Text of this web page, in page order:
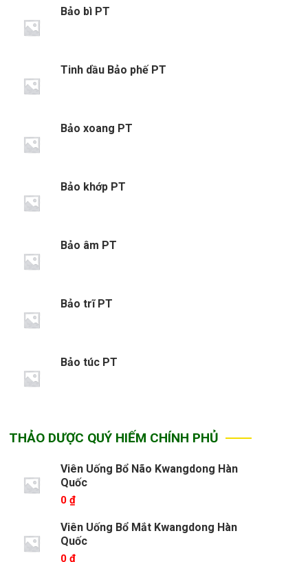
Bảo bì PT
Tinh dầu Bảo phế PT
Bảo xoang PT
Bảo khớp PT
Bảo âm PT
Bảo trĩ PT
Bảo túc PT
THẢO DƯỢC QUÝ HIẾM CHÍNH PHỦ
Viên Uống Bổ Não Kwangdong Hàn
Quốc
0 ₫
Viên Uống Bổ Mắt Kwangdong Hàn
Quốc
0 ₫